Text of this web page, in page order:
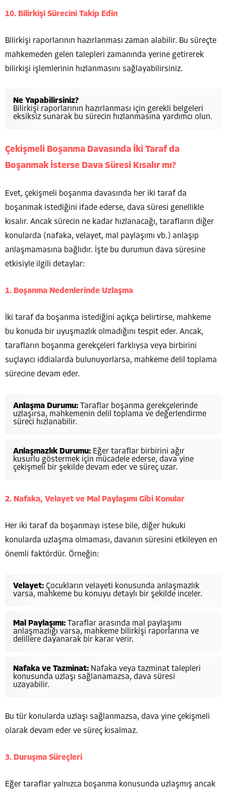
10. Bilirkişi Sürecini Takip Edin
Bilirkişi raporlarının hazırlanması zaman alabilir. Bu süreçte
mahkemeden gelen talepleri zamanında yerine getirerek
bilirkişi işlemlerinin hızlanmasını sağlayabilirsiniz.
Ne Yapabilirsiniz?
Bilirkişi raporlarının hazırlanması için gerekli belgeleri
eksiksiz sunarak bu sürecin hızlanmasına yardımcı olun.
Çekişmeli Boşanma Davasında İki Taraf da
Boşanmak İsterse Dava Süresi Kısalır mı?
Evet, çekişmeli boşanma davasında her iki taraf da
boşanmak istediğini ifade ederse, dava süresi genellikle
kısalır. Ancak sürecin ne kadar hızlanacağı, tarafların diğer
konularda (nafaka, velayet, mal paylaşımı vb.) anlaşıp
anlaşmamasına bağlıdır. İşte bu durumun dava süresine
etkisiyle ilgili detaylar:
1. Boşanma Nedenlerinde Uzlaşma
İki taraf da boşanma istediğini açıkça belirtirse, mahkeme
bu konuda bir uyuşmazlık olmadığını tespit eder. Ancak,
tarafların boşanma gerekçeleri farklıysa veya birbirini
suçlayıcı iddialarda bulunuyorlarsa, mahkeme delil toplama
sürecine devam eder.
Anlaşma Durumu: Taraflar boşanma gerekçelerinde
uzlaşırsa, mahkemenin delil toplama ve değerlendirme
süreci hızlanabilir.
Anlaşmazlık Durumu: Eğer taraflar birbirini ağır
kusurlu göstermek için mücadele ederse, dava yine
çekişmeli bir şekilde devam eder ve süreç uzar.
2. Nafaka, Velayet ve Mal Paylaşımı Gibi Konular
Her iki taraf da boşanmayı istese bile, diğer hukuki
konularda uzlaşma olmaması, davanın süresini etkileyen en
önemli faktördür. Örneğin:
Velayet: Çocukların velayeti konusunda anlaşmazlık
varsa, mahkeme bu konuyu detaylı bir şekilde inceler.
Mal Paylaşımı: Taraflar arasında mal paylaşımı
anlaşmazlığı varsa, mahkeme bilirkişi raporlarına ve
delillere dayanarak bir karar verir.
Nafaka ve Tazminat: Nafaka veya tazminat talepleri
konusunda uzlaşı sağlanamazsa, dava süresi
uzayabilir.
Bu tür konularda uzlaşı sağlanmazsa, dava yine çekişmeli
olarak devam eder ve süreç kısalmaz.
3. Duruşma Süreçleri
Eğer taraflar yalnızca boşanma konusunda uzlaşmış ancak